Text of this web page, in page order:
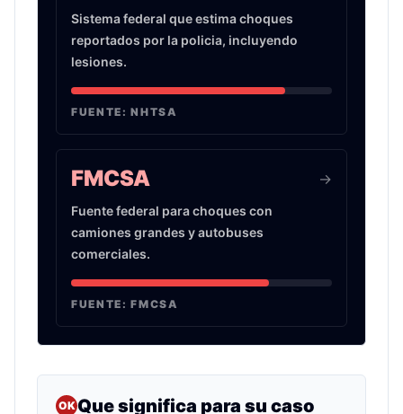
Sistema federal que estima choques
reportados por la policia, incluyendo
lesiones.
FUENTE:NHTSA
FMCSA
Fuente federal para choques con
camiones grandes y autobuses
comerciales.
->
FUENTE:FMCSA
OKQue significa para su caso